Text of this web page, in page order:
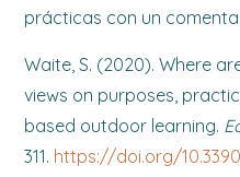
prácticas con un
Waite, S. (2020). Where
views on purposes,
based outdoor learning.
311. https://doi.org/